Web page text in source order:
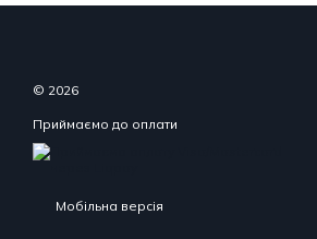
© 2026
Приймаємо до оплати
Мобільна версія